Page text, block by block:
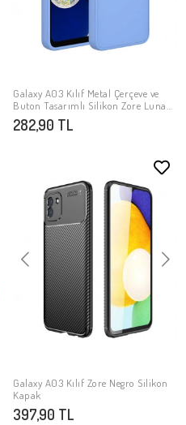
SEPETE EKLE
Galaxy A03 Kılıf Metal Çerçeve ve
Buton Tasarımlı Silikon Zore Luna
Kapak
282,90 TL
SEPETE EKLE
Galaxy A03 Kılıf Zore Negro Silikon
Kapak
397,90 TL